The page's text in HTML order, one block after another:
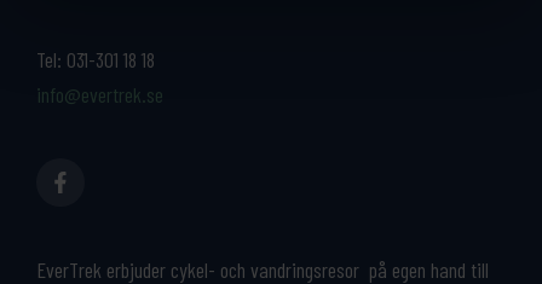
Tel: 031-301 18 18
info@evertrek.se
EverTrek erbjuder cykel- och vandringsresor på egen hand till